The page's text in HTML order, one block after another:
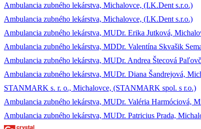
Ambulancia zubného lekárstva, Michalovce, (I.K.Dent s.r.o.)
Ambulancia zubného lekárstva, Michalovce, (I.K.Dent s.r.o.)
Ambulancia zubného lekárstva, MUDr. Erika Jutková,
Ambulancia zubného lekárstva, MDDr. Valentína Skvašik
Ambulancia zubného lekárstva, MUDr. Andrea Štecová
Ambulancia zubného lekárstva, MUDr. Diana Šandrejová,
STANMARK s. r. o., Michalovce, (STANMARK spol. s r.o.)
Ambulancia zubného lekárstva, MUDr. Valéria Harmóciová,
Ambulancia zubného lekárstva, MUDr. Patricius Prada,